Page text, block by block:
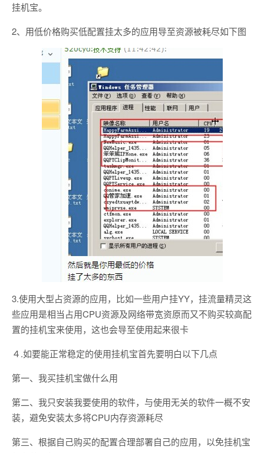
挂机宝。
2、用低价格购买低配置挂太多的应用导至资源被耗尽如下图
3.使用大型占资源的应用，比如一些用户挂YY，挂流量精灵这
些应用是相当占用CPU资源及网络带宽资原而又不购买较高配
置的挂机宝来使用，这也会导至使用起来很卡
４.如要能正常稳定的使用挂机宝首先要明白以下几点
第一、我买挂机宝做什么用
第二、我只安装我要使用的软件，与使用无关的软件一概不安
装，避免安装太多将CPU内存资源耗尽
第三、根据自己购买的配置合理部署自己的应用，以免挂机宝